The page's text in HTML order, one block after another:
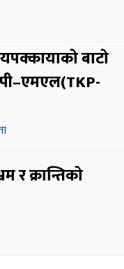
बाटो
र क्रान्तिको